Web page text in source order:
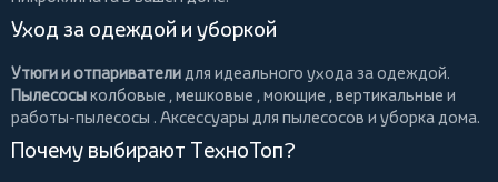
Уход за одеждой и уборкой
Утюги и отпаривателидля идеального ухода за одеждой.
Пылесосыколбовые ,мешковые ,моющие ,вертикальные и
работы-пылесосы . Аксессуары для пылесосов и уборка дома.
Почему выбирают ТехноТоп?